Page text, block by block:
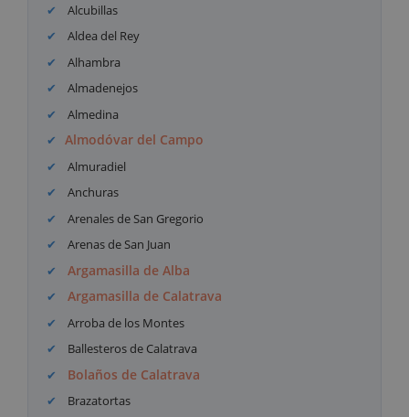
Alcubillas
Aldea del Rey
Alhambra
Almadenejos
Almedina
Almodóvar del Campo
Almuradiel
Anchuras
Arenales de San Gregorio
Arenas de San Juan
Argamasilla de Alba
Argamasilla de Calatrava
Arroba de los Montes
Ballesteros de Calatrava
Bolaños de Calatrava
Brazatortas